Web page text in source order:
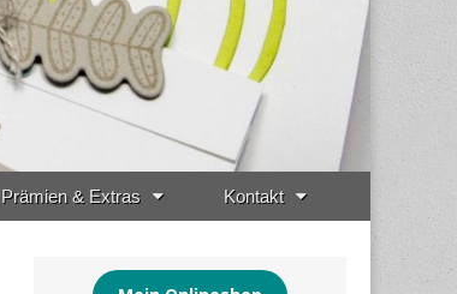
Prämien & Extras Kontakt